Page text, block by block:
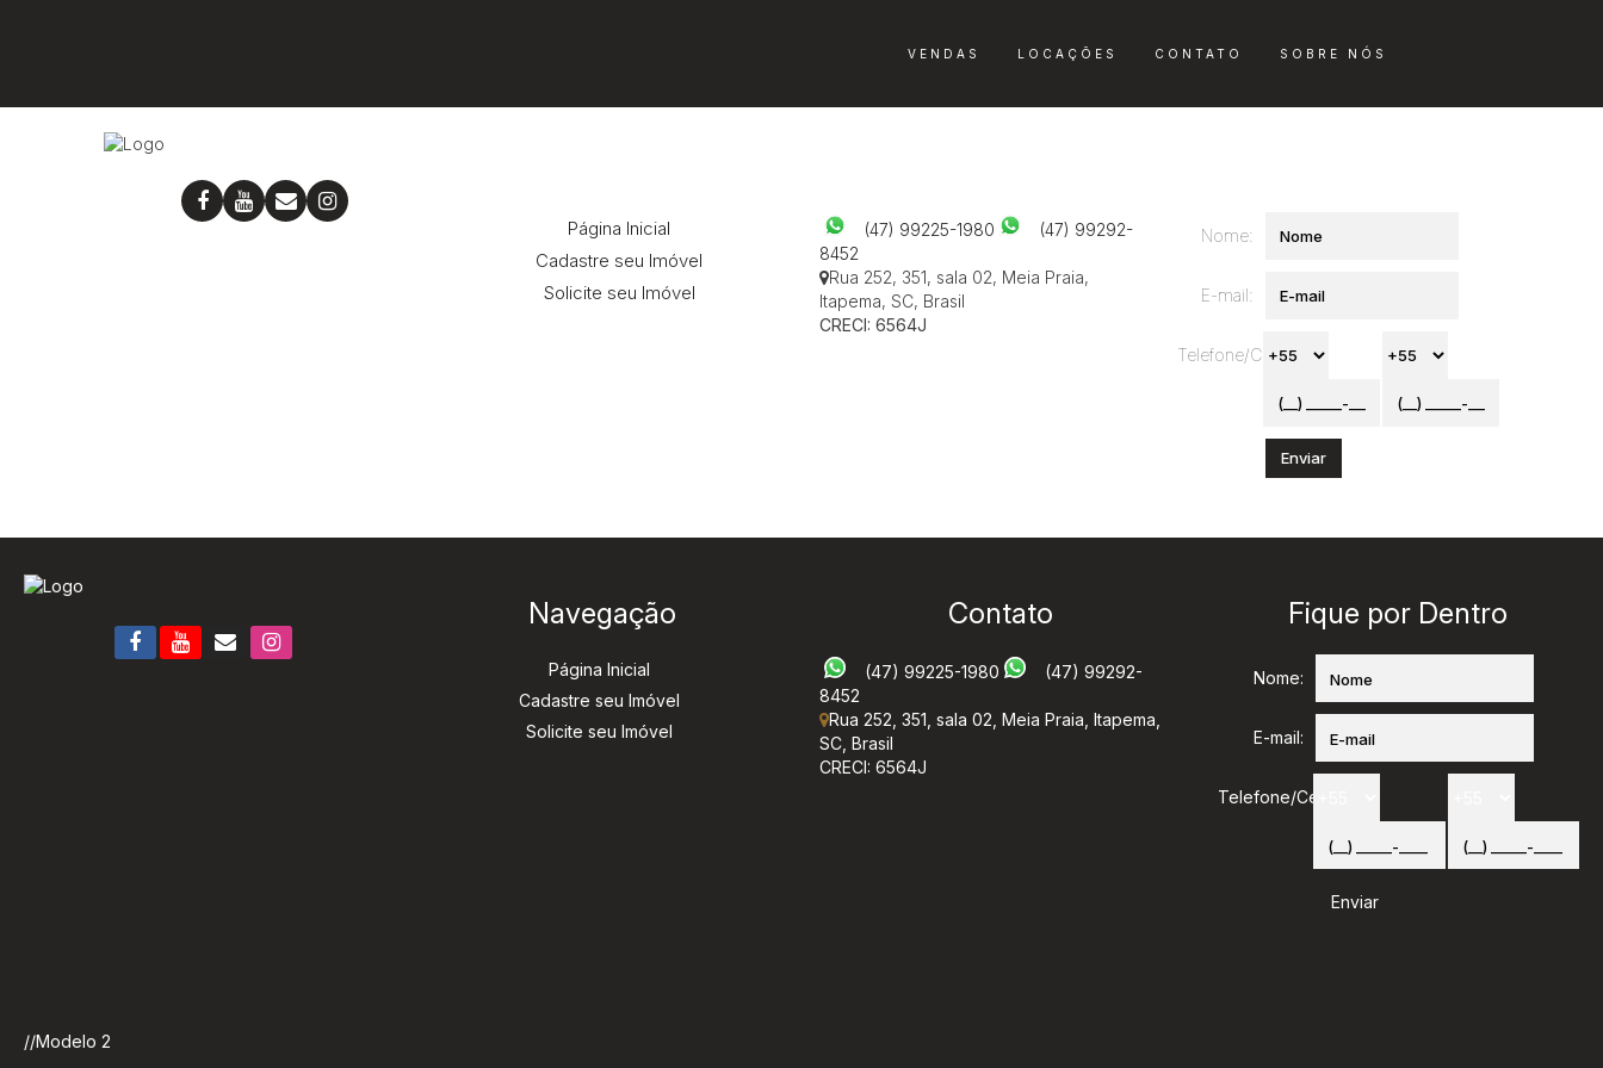
CONTATO SOBRE NÓS
LOCAÇÕES
VENDAS
Página Inicial
Cadastre seu Imóvel
Solicite seu Imóvel
(47) 99225-1980
(47) 99292-
8452
Rua 252, 351, sala 02, Meia Praia,
Itapema, SC, Brasil
CRECI: 6564J
Nome:
E-mail:
Telefone/Celular:
Navegação
Página Inicial
Cadastre seu Imóvel
Solicite seu Imóvel
Contato
(47) 99225-1980
(47) 99292-
8452
Rua 252 351 sala 02 Meia Praia Itapema
SC Brasil
CRECI: 6564J
Fique por Dentro
Nome:
E-mail:
Telefone/Celular:
//Modelo 2